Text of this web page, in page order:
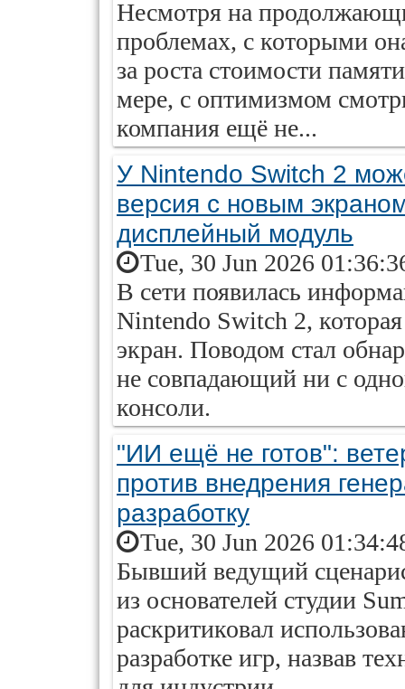
Несмотря на
проблемах, с которыми
за роста стоимости
мере, с оптимизмом
компания ещё не...
У Nintendo Switch 2
версия с новым
дисплейный модуль
Tue, 30 Jun 2026
В сети появилась
Nintendo Switch 2,
экран. Поводом стал
не совпадающий ни с
консоли.
"ИИ ещё не готов":
против внедрения
разработку
Tue, 30 Jun 2026
Бывший ведущий
из основателей студии
раскритиковал
разработке игр, назвав